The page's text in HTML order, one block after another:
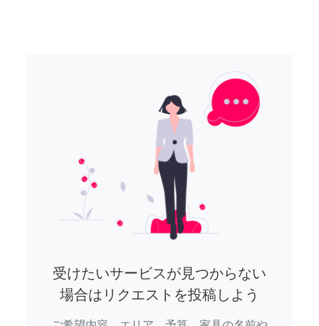
受けたいサービスが見つからない
場合はリクエストを投稿しよう